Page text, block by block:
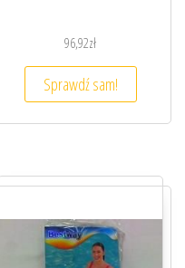
96,92zł
Sprawdź sam!